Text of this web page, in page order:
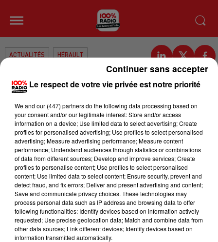
ACTUALITÉS HÉRAULT
LES PHARMACIENS EN COLÈRE
Mercredi, ils laisseront leur officine
ouverte entre 20h et minuit. Une
action pour protester contre le
projet de loi de financement de la
sécurité sociale. Plusieurs mesures
impacteraient les pharmacies.
Publié : 28 septembre 2015 à 8h28
Le respect de votre vie privée est notre priorité
We and our (447) partnersdo the following data processing based on
your consent and/or our legitimate interest: Store and/or access
information on a device; Use limited data to select advertising; Create
profiles for personalised advertising; Use profiles to select personalised
advertising; Measure advertising performance; Measure content
performance; Understand audiences through statistics or combinations
of data from different sources; Develop and improve services; Create
profiles to personalise content; Use profiles to select personalised
content; Use limited data to select content; Ensure security, prevent and
detect fraud, and fix errors; Deliver and present advertising and content;
Save and communicate privacy choices. These technologies may
process personal data such as IP address and browsing data to offer
following functionalities: Identify devices based on information actively
requested; Use precise geolocation data; Match and combine data from
other data sources; Link different devices; Identify devices based on
information transmitted automatically.
Continuer sans accepter